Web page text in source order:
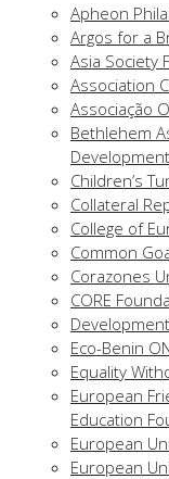
Apheon
Argos for a
Asia Society
Association
Associação
Bethlehem
Children’s
Collateral
College of
Common
Corazones
CORE
Eco-Benin
Equality
European
Education
European
European